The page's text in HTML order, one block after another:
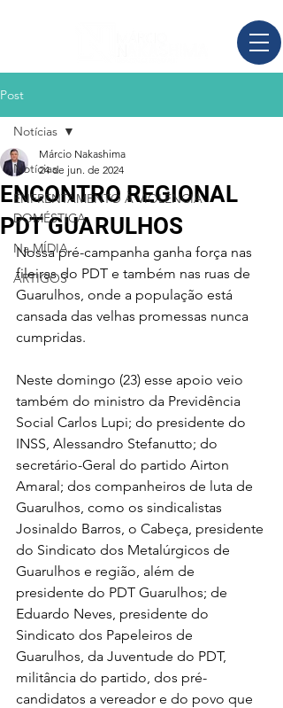
Post
Notícias
ENFRENTAMENTO À VIOLÊNCIA
DOMÉSTICA
Na MÍDIA
ARTIGOS
Notícias
ENCONTRO REGIONAL
PDT GUARULHOS
Márcio Nakashima
24 de jun. de 2024
Nossa pré-campanha ganha força nas
fileiras do PDT e também nas ruas de
Guarulhos, onde a população está
cansada das velhas promessas nunca
cumpridas.
Neste domingo (23) esse apoio veio
também do ministro da Previdência
Social Carlos Lupi; do presidente do
INSS, Alessandro Stefanutto; do
secretário-Geral do partido Airton
Amaral; dos companheiros de luta de
Guarulhos, como os sindicalistas
Josinaldo Barros, o Cabeça, presidente
do Sindicato dos Metalúrgicos de
Guarulhos e região, além de
presidente do PDT Guarulhos; de
Eduardo Neves, presidente do
Sindicato dos Papeleiros de
Guarulhos, da Juventude do PDT,
militância do partido, dos pré-
candidatos a vereador e do povo que